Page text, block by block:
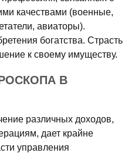
качествами (военные,
авиаторы).
богатства. Страсть
к своему имуществу.
В
различных доходов,
дает крайне
управления